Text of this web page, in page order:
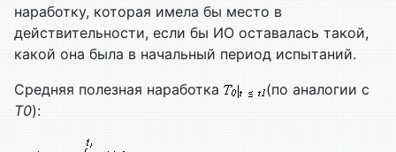
наработку, которая имела бы место в
действительности, если бы ИО оставалась такой,
какой она была в начальный период испытаний.
Средняя полезная наработка
(по аналогии с
T0):